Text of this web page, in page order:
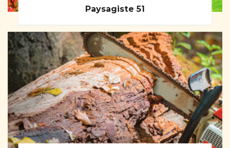
Paysagiste 51